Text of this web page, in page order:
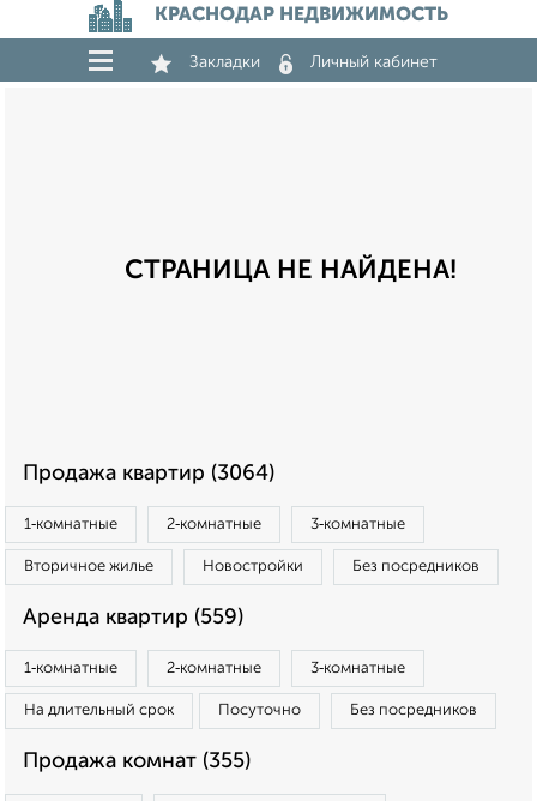
КРАСНОДАР НЕДВИЖИМОСТЬ
Закладки Личный кабинет
СТРАНИЦА НЕ НАЙДЕНА!
Продажа квартир (3064)
1‑комнатные 2‑комнатные 3‑комнатные
Вторичное жилье Новостройки Без посредников
Аренда квартир (559)
1‑комнатные 2‑комнатные 3‑комнатные
На длительный срок Посуточно Без посредников
Продажа комнат (355)